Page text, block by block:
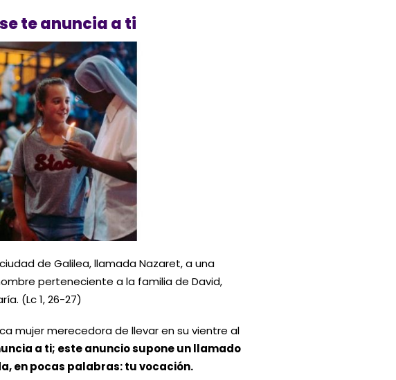
te anuncia a ti
de Galilea, llamada Nazaret, a una
perteneciente a la familia de David,
(Lc 1, 26-27)
mujer merecedora de llevar en su vientre al
a ti; este anuncio supone un llamado
en pocas palabras: tu vocación.